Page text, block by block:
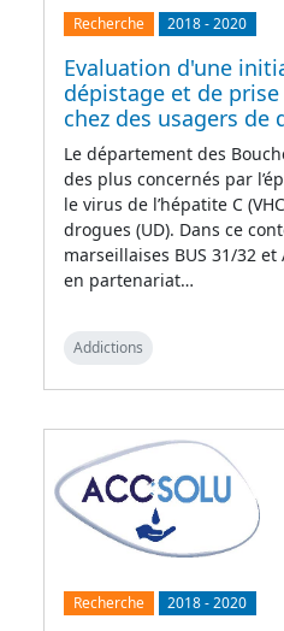
Recherche 2018-2020
Evaluation d'une
dépistage et de
chez des usagers de
Le département des
des plus concernés par
le virus de l’hépatite C
drogues (UD). Dans ce
marseillaises BUS 31/32 et
en partenariat…
Addictions
Recherche 2018-2020